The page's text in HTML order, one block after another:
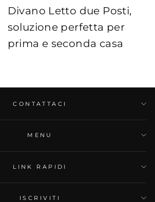
Divano Letto due Posti,
soluzione perfetta per
prima e seconda casa
CONTATTACI
MENU
LINK RAPIDI
ISCRIVITI